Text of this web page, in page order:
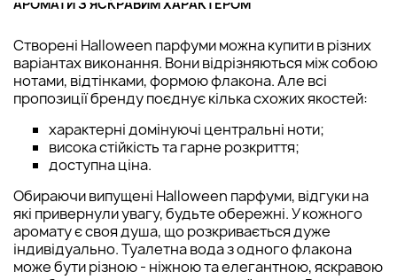
АРОМАТИ З ЯСКРАВИМ ХАРАКТЕРОМ
Створені Halloween парфуми можна купити в різних
варіантах виконання. Вони відрізняються між собою
нотами, відтінками, формою флакона. Але всі
пропозиції бренду поєднує кілька схожих якостей:
характерні домінуючі центральні ноти;
висока стійкість та гарне розкриття;
доступна ціна.
Обираючи випущені Halloween парфуми, відгуки на
які привернули увагу, будьте обережні. У кожного
аромату є своя душа, що розкривається дуже
індивідуально. Туалетна вода з одного флакона
може бути різною - ніжною та елегантною, яскравою